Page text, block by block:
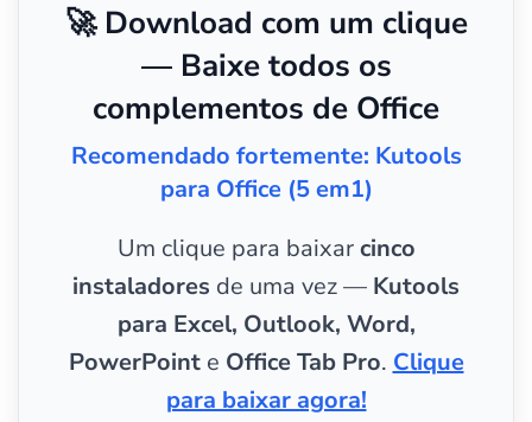
🚀 Download com um clique
— Baixe todos os
complementos de Office
Recomendado fortemente: Kutools
para Office (5 em1)
Um clique para baixarcinco
instaladores de uma vez — Kutools
para Excel, Outlook, Word,
PowerPointe Office Tab Pro. Clique
para baixar agora!